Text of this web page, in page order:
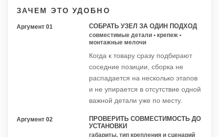
ЗАЧЕМ ЭТО УДОБНО
Аргумент 01 СОБРАТЬ УЗЕЛ ЗА ОДИН ПОДХОД
совместимые детали • крепеж •
монтажные мелочи
Когда к товару сразу подбирают
соседние позиции, сборка не
распадается на несколько этапов
и не упирается в отсутствие одной
важной детали уже по месту.
Аргумент 02
ПРОВЕРИТЬ СОВМЕСТИМОСТЬ ДО
УСТАНОВКИ
габариты, тип крепления и сценарий